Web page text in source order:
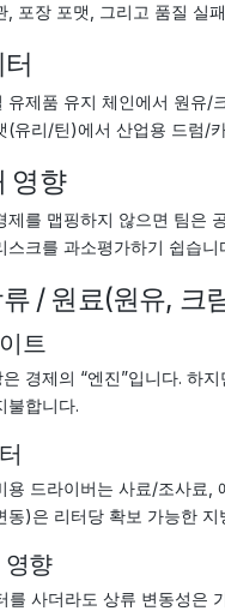
, 포장 포맷, 그리고 품질 실
유제품 유지 체인에서 원유/
(유리/틴)에서 산업용 드럼/
영향
제를 맵핑하지 않으면 팀은
스크를 과소평가하기 쉽습니
류 / 원료(원유, 크
트
경제의 “엔진”입니다. 하
불합니다.
용 드라이버는 사료/조사료,
동)은 리터당 확보 가능한
영향
를 사더라도 상류 변동성은